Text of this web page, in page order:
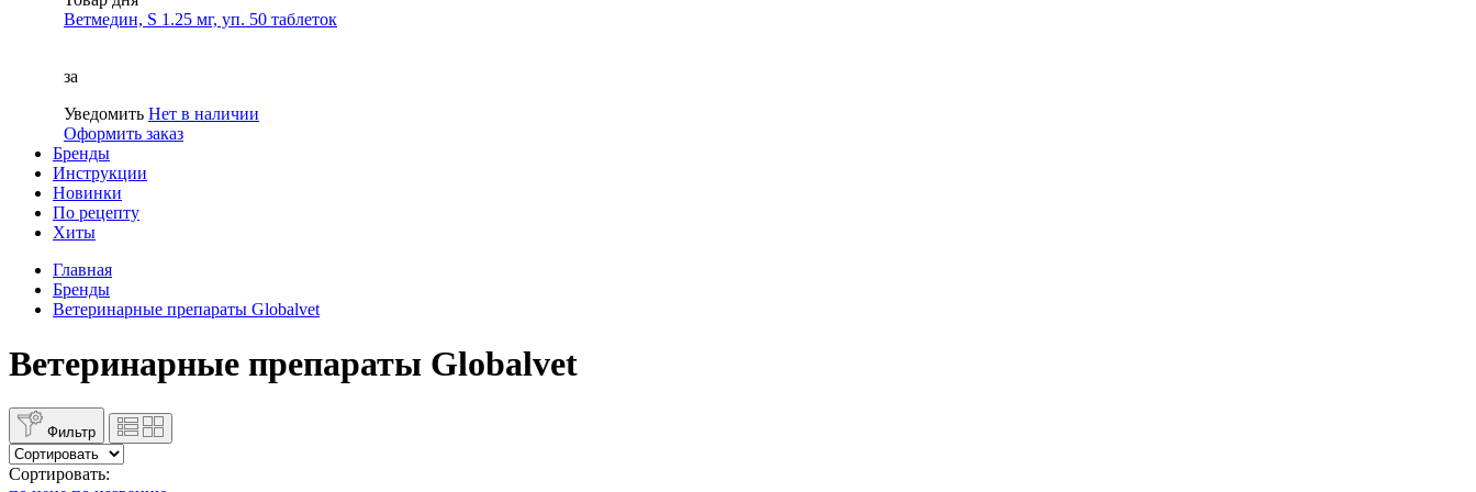
Ветмедин, S 1.25 мг, уп. 50 таблеток
за
Уведомить Нет в наличии
Оформить заказ
Бренды
Инструкции
Новинки
По рецепту
Хиты
Главная
Бренды
Ветеринарные препараты Globalvet
Ветеринарные препараты Globalvet
Фильтр
Сортировать: